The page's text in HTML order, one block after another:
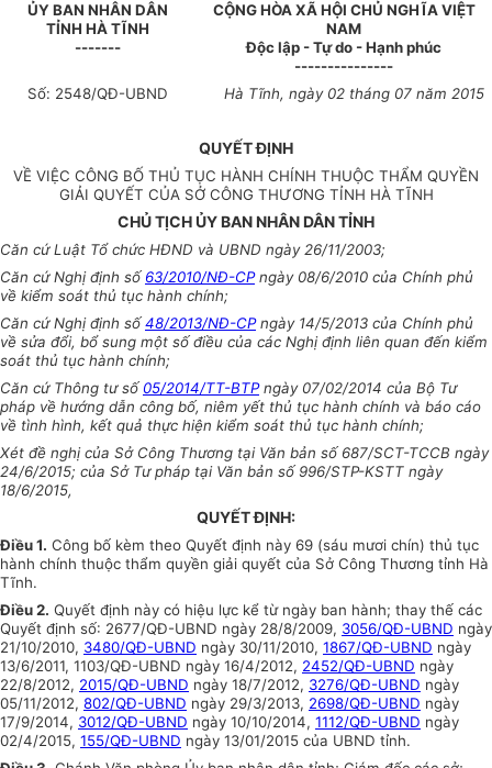
ỦY BAN NHÂN DÂN
TỈNH HÀTĨNH
-------
CỘNG HÒA XÃ HỘI CHỦ NGHĨA VIỆT
NAM
Độc lập - Tự do - Hạnh phúc
---------------
Số: 2548/QĐ-UBND Hà Tĩnh, ngày 02 tháng07 năm 2015
QUYẾT ĐỊNH
VỀ VIỆC CÔNG BỐ THỦ TỤC HÀNH CHÍNH THUỘC THẨM QUYỀN
GIẢI QUYẾT CỦA SỞ CÔNG THƯƠNG TỈNH HÀ TĨNH
CHỦ TỊCH ỦY BAN NHÂN DÂN TỈNH
Căn cứ Luật Tổ chức HĐND và UBND ngày 26/11/2003;
Căn cứ Nghị định số 63/2010/NĐ-CPngày 08/6/2010 của Chính phủ
về kiểm soát thủ tục hành chính;
Căn cứ Nghị định số48/2013/NĐ-CPngày 14/5/2013 của Chính phủ
về sửa đổi, bổ sung một số điều của các Nghị định liên quan đến kiểm
soát thủ tục hành chính;
Căn cứ Thông tư số 05/2014/TT-BTPngày 07/02/2014 của Bộ Tư
pháp về hướng dẫn công bố, niêm yết thủ tục hành chính và báo cáo
về tình hình, kết quả thực hiện kiểm soát thủ tục hành chính;
Xét đề nghị của Sở Công Thương tại Văn bản số 687/SCT-TCCB ngày
24/6/2015; của Sở Tư pháp tại Văn bản số 996/STP-KSTT ngày
18/6/2015,
QUYẾTĐỊNH:
Điều 1. Công bố kèm theo Quyết định này 69 (sáu mươi chín) thủ tục
hành chính thuộc thẩm quyền giải quyết của Sở Công Thương tỉnh Hà
Tĩnh.
Điều 2. Quyết định này có hiệu lực kể từ ngày ban hành; thay thế các
Quyết định số: 2677/QĐ-UBND ngày 28/8/2009, 3056/QĐ-UBND ngày
21/10/2010, 3480/QĐ-UBND ngày 30/11/2010, 1867/QĐ-UBND ngày
13/6/2011, 1103/QĐ-UBND ngày 16/4/2012, 2452/QĐ-UBND ngày
22/8/2012, 2015/QĐ-UBND ngày 18/7/2012, 3276/QĐ-UBND ngày
05/11/2012, 802/QĐ-UBND ngày 29/3/2013, 2698/QĐ-UBND ngày
17/9/2014, 3012/QĐ-UBND ngày 10/10/2014, 1112/QĐ-UBND ngày
02/4/2015, 155/QĐ-UBND ngày 13/01/2015 của UBND tỉnh.